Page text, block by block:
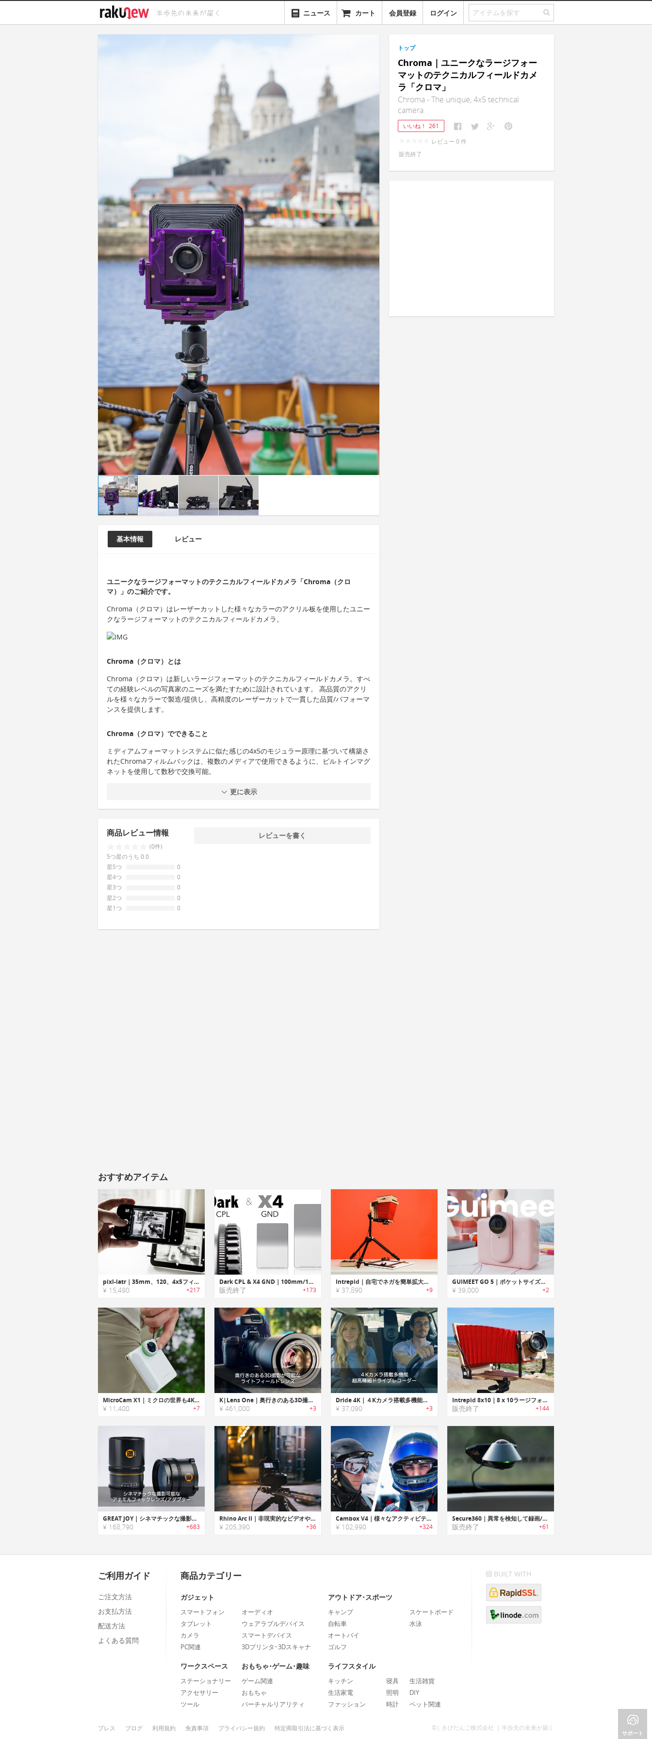
ニュース カート 会員登録 ログイン
基本情報 レビュー
ユニークなラージフォーマットのテクニカルフィールドカメラ「Chroma（クロ
マ）」のご紹介です。
Chroma（クロマ）はレーザーカットした様々なカラーのアクリル板を使用したユニー
クなラージフォーマットのテクニカルフィールドカメラ。
Chroma（クロマ）とは
Chroma（クロマ）は新しいラージフォーマットのテクニカルフィールドカメラ。すべ
ての経験レベルの写真家のニーズを満たすために設計されています。 高品質のアクリ
ルを様々なカラーで製造/提供し、高精度のレーザーカットで一貫した品質/パフォーマ
ンスを提供します。
Chroma（クロマ）でできること
ミディアムフォーマットシステムに似た感じの4x5のモジュラー原理に基づいて構築さ
れたChromaフィルムバックは、複数のメディアで使用できるように、ビルトインマグ
ネットを使用して数秒で交換可能。
更に表示
商品レビュー情報
(0件)
5つ星のうち 0.0
星5つ
0
星4つ
0
星3つ
0
星2つ
0
星1つ
0
レビューを書く
トップ
Chroma｜ユニークなラージフォー
マットのテクニカルフィールドカメ
ラ「クロマ」
Chroma - The unique, 4x5 technical
camera
いいね！ 261
レビュー 0 件
販売終了
おすすめアイテム
pixl-latr｜35mm、120、4x5フィルムをデジタル化するフレームシステム「ピクスレーター」
¥ 15,490 +217
Dark CPL & X4 GND｜100mm/150mmフォーマットで使用可能な偏光カメラフィルター
販売終了 +173
Intrepid｜自宅でネガを簡単拡大プリントできるライトボックスアタッチメント「イントレピッド」
¥ 37,890 +9
GUIMEET GO 5｜ポケットサイズで持ち運べる 4K ウェアラブルカメラ
¥ 39,000 +2
MicroCam X1｜ミクロの世界も4Kで！超マクロ撮影対応ポータブルカメラ
¥ 11,400 +7
K|Lens One｜奥行きのある3D撮影が可能なライトフィールドレンズ「Kレンズワン」
¥ 461,000 +3
Dride 4K｜４Kカメラ搭載多機能・超高精細ドライブレコーダー「ドライド4K」
¥ 37,090 +3
Intrepid 8x10｜8 x 10ラージフォーマットカメラ
販売終了 +144
GREAT JOY｜シネマチックな撮影可能なアナモルフィックレンズ/アダプター「グレートジョイ」
¥ 168,790 +683
Rhino Arc II｜非現実的なビデオやタイムラプス撮影を可能にする4軸ロボティックカメラアシスタント「ライノアークII」
¥ 205,390 +36
Cambox V4｜様々なアクティビティを撮影可能なヘルメットカメラ「カムボックスV4」
¥ 102,990 +324
Secure360｜異常を検知して録画/通知を行う360°ビュー車載用セキュリティカメラ「セキュア360」
販売終了 +61
サポート
ご利用ガイド
ご注文方法
お支払方法
配送方法
よくある質問
商品カテゴリー
ガジェット
スマートフォン
タブレット
カメラ
PC関連
オーディオ
ウェアラブルデバイス
スマートデバイス
3Dプリンタ･3Dスキャナ
アウトドア･スポーツ
キャンプ
自転車
オートバイ
ゴルフ
スケートボード
水泳
ワークスペース
ステーショナリー
アクセサリー
ツール
おもちゃ･ゲーム･趣味
ゲーム関連
おもちゃ
バーチャルリアリティ
ライフスタイル
キッチン
生活家電
ファッション
寝具
照明
時計
生活雑貨
DIY
ペット関連
BUILT WITH
プレス ブログ 利用規約 免責事項 プライバシー規約 特定商取引法に基づく表示 ©| きびだんご株式会社 | 半歩先の未来が届く